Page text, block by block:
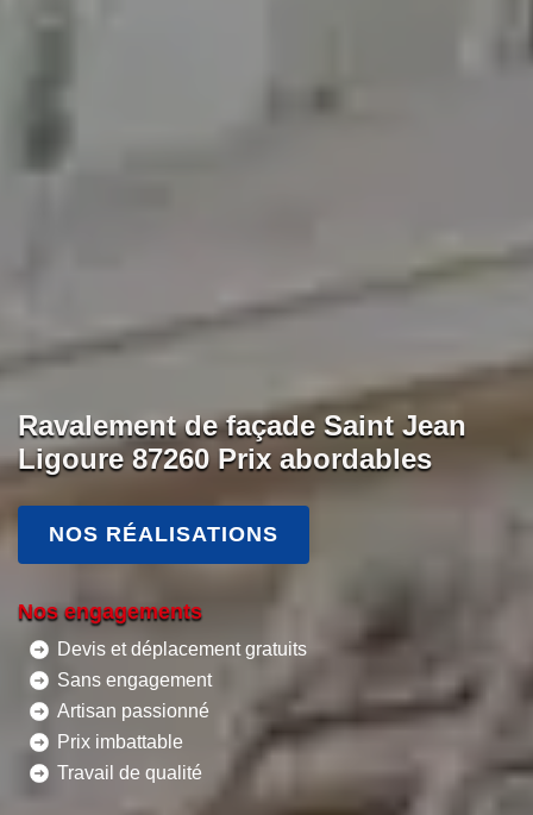
Ravalement de façade Saint Jean
Ligoure 87260 Prix abordables
NOS RÉALISATIONS
Nos engagements
Devis et déplacement gratuits
Sans engagement
Artisan passionné
Prix imbattable
Travail de qualité